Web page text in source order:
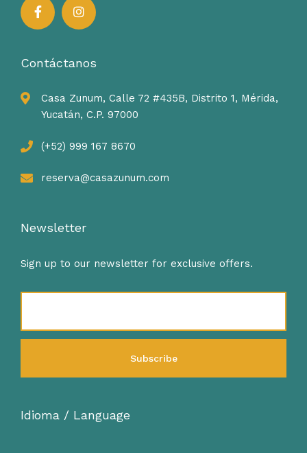
Contáctanos
Casa Zunum, Calle 72 #435B, Distrito 1, Mérida,
Yucatán, C.P. 97000
(+52) 999 167 8670
reserva@casazunum.com
Newsletter
Sign up to our newsletter for exclusive offers.
Idioma / Language